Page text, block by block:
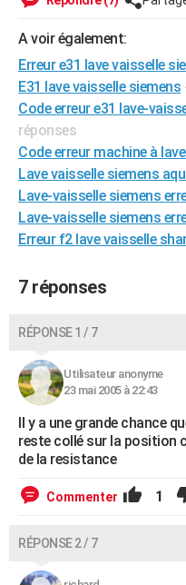
Art de vivre
Bien-être
Loisirs
Mode
Modes de vie
Alimentation
Guide de la santé
Maladies
Médicaments
Sommeil
Destinations
City break
Voyage nature
Voyage de noces
Forum
Climat
+PHOTO
GUIDES D'ACHAT
BONS PLANS
CARTE DE VOEUX
Carte de Noël
Carte Bonne année
Carte Saint-Valentin
Carte Pâques
Carte d'anniversaire
DICTIONNAIRE
S'inscrire
Se connecter
Lycées
Collèges
Primaires
Universités
Entreprises
Service militaire
Avis de recherche
FORUM
Bricolage
Lifestyle
Culture
Sport
Auto
Television
Voyage
Cinema
A voir également:
Erreur e31 lave vaisselle
E31 lave vaisselle siemens
Code erreur e31 lave-
réponses
Code erreur machine à
Lave vaisselle siemens
Lave-vaisselle siemens
Lave-vaisselle siemens
Erreur f2 lave vaisselle
7 réponses
RÉPONSE 1 / 7
Utilisateur anonyme
23 mai 2005 à 22:43
Il y a une grande chance
reste collé sur la position
de la resistance
Commenter 1
RÉPONSE 2 / 7